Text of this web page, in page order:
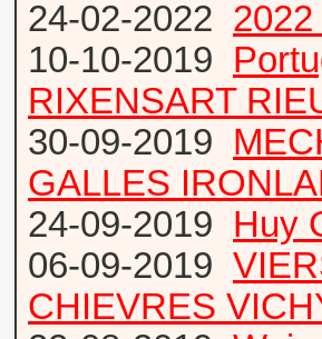
24-02-2022
10-10-2019
RIXENSART
30-09-2019
GALLES
24-09-2019 Huy
06-09-2019
CHIEVRES